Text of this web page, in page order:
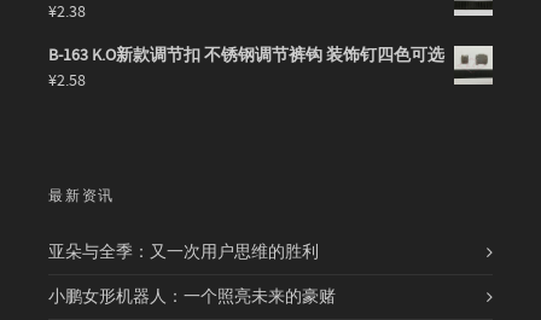
¥2.38
B-163 K.O新款调节扣 不锈钢调节裤钩 装饰钉四色可选
¥2.58
最新资讯
亚朵与全季：又一次用户思维的胜利
小鹏女形机器人：一个照亮未来的豪赌